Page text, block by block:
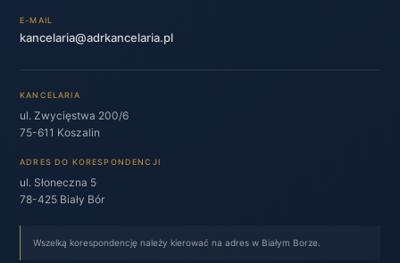
E-MAIL
kancelaria@adrkancelaria.pl
KANCELARIA
ul. Zwycięstwa 200/6
75-611 Koszalin
ADRES DO KORESPONDENCJI
ul. Słoneczna 5
78-425 Biały Bór
Wszelką korespondencję należy kierować na adres w Białym Borze.